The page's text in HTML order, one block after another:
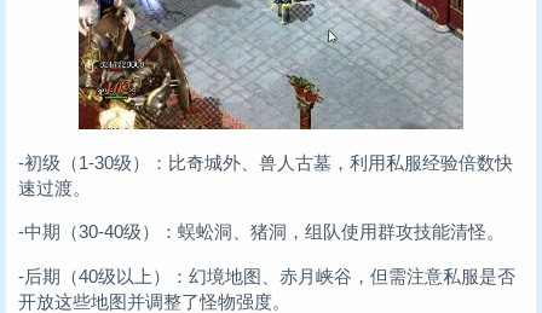
-初级（1-30级）：比奇城外、兽人古墓，利用私服经验倍数快
速过渡。
-中期（30-40级）：蜈蚣洞、猪洞，组队使用群攻技能清怪。
-后期（40级以上）：幻境地图、赤月峡谷，但需注意私服是否
开放这些地图并调整了怪物强度。